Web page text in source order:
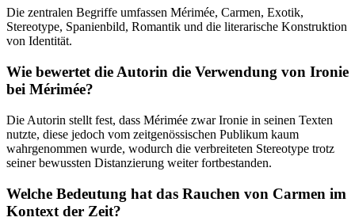
Die zentralen Begriffe umfassen Mérimée, Carmen, Exotik,
Stereotype, Spanienbild, Romantik und die literarische Konstruktion
von Identität.
Wie bewertet die Autorin die Verwendung von Ironie
bei Mérimée?
Die Autorin stellt fest, dass Mérimée zwar Ironie in seinen Texten
nutzte, diese jedoch vom zeitgenössischen Publikum kaum
wahrgenommen wurde, wodurch die verbreiteten Stereotype trotz
seiner bewussten Distanzierung weiter fortbestanden.
Welche Bedeutung hat das Rauchen von Carmen im
Kontext der Zeit?